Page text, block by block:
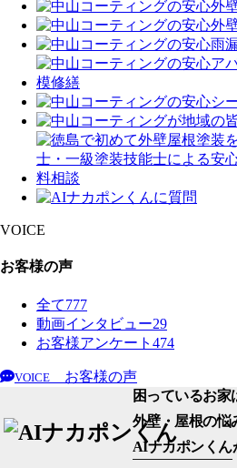
VOICE
お客様の声
全て777
動画インタビュー29
お客様アンケート 474
VOICE
お客様の声
困っているお家
外壁・屋根の悩
AIナカポンくん